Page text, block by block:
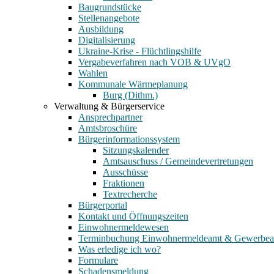
Baugrundstücke
Stellenangebote
Ausbildung
Digitalisierung
Ukraine-Krise - Flüchtlingshilfe
Vergabeverfahren nach VOB & UVgO
Wahlen
Kommunale Wärmeplanung
Burg (Dithm.)
Verwaltung & Bürgerservice
Ansprechpartner
Amtsbroschüre
Bürgerinformationssystem
Sitzungskalender
Amtsauschuss / Gemeindevertretungen
Ausschüsse
Fraktionen
Textrecherche
Bürgerportal
Kontakt und Öffnungszeiten
Einwohnermeldewesen
Terminbuchung Einwohnermeldeamt &
Was erledige ich wo?
Formulare
Schadensmeldung